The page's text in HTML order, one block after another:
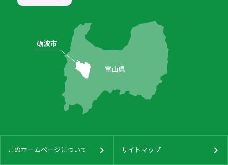
このホームページについて サイトマップ